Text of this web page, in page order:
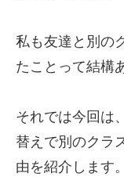
私も友達と別の
たことって結構
それでは今回は
替えで別のクラ
由を紹介します。